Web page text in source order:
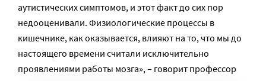
аутистических симптомов, и этот факт до сих пор
недооценивали. Физиологические процессы в
кишечнике, как оказывается, влияют на то, что мы до
настоящего времени считали исключительно
проявлениями работы мозга», – говорит профессор